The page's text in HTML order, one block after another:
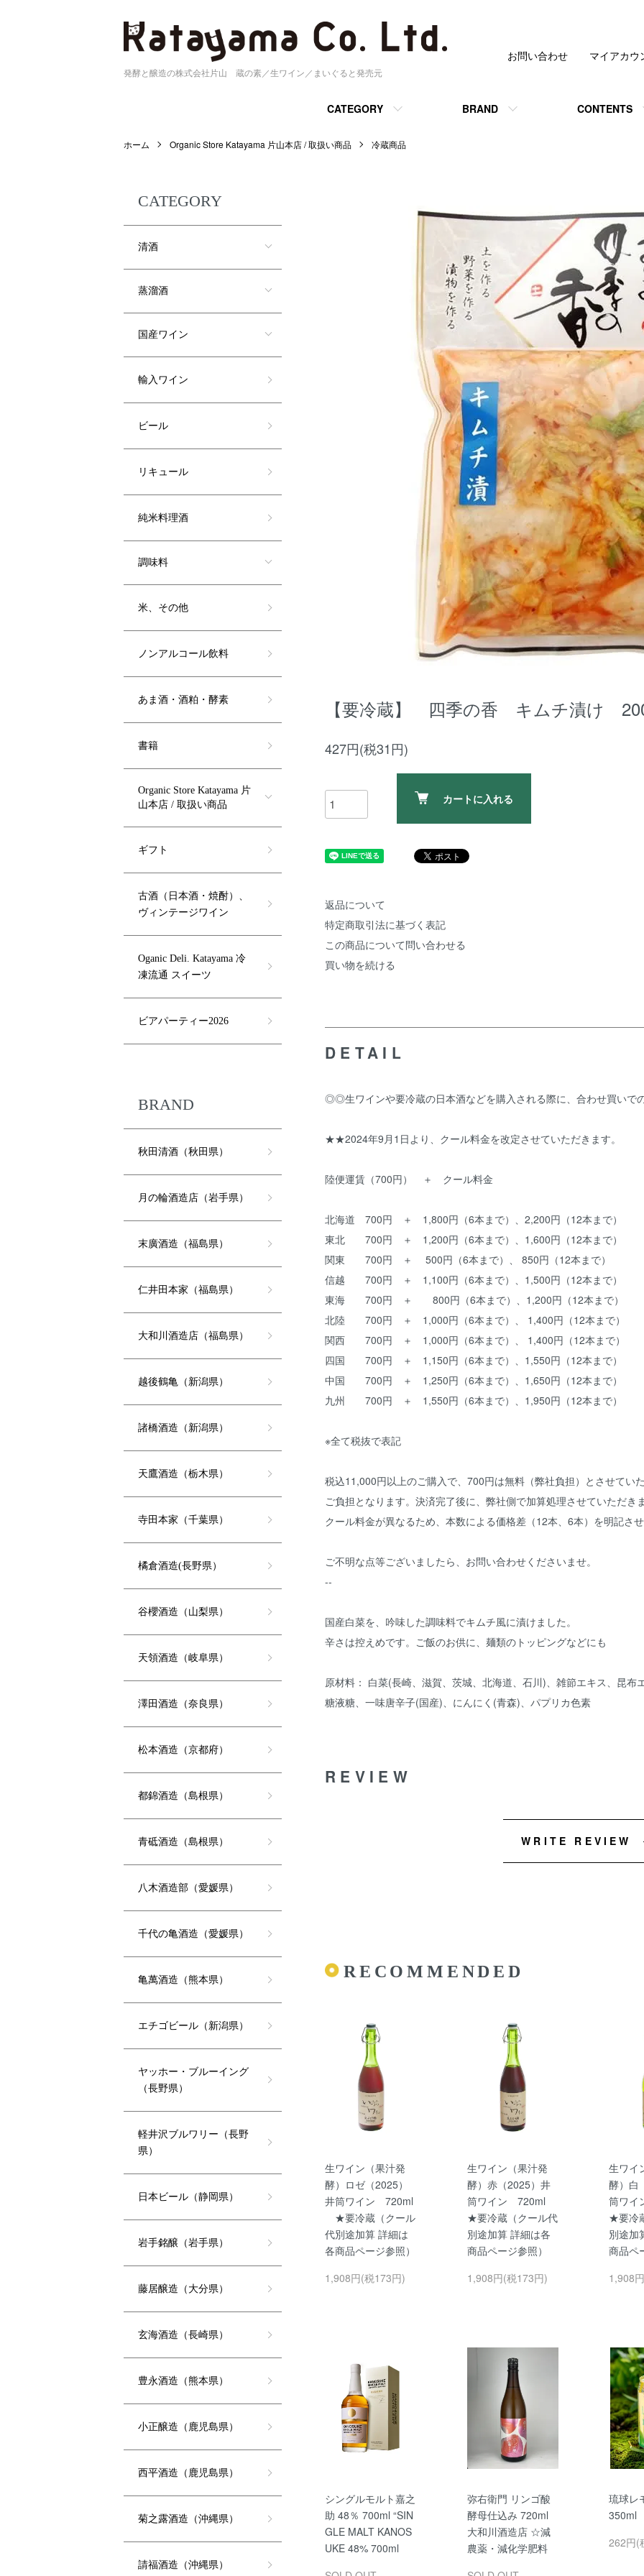
発酵と醸造の株式会社片山 蔵の素／生ワイン／まいぐると発売元
CATEGORY BRAND CONTENTS
お問い合わせ マイアカウ
ホーム Organic Store Katayama 片山本店 / 取扱い商品 冷蔵商品
【要冷蔵】 四季の香 キムチ漬け
427円(税31円)
カートに入れる
返品について
特定商取引法に基づく表記
この商品について問い合わせる
買い物を続ける
DETAIL
◎◎生ワインや要冷蔵の日本酒などを購入される際に、合わせ買いで
★★2024年9月1日より、クール料金を改定させていただきます。
陸便運賃（700円） ＋ クール料金
北海道 700円 ＋ 1,800円（6本まで）、2,200円（12本まで）
東北 700円 ＋ 1,200円（6本まで）、1,600円（12本まで）
関東 700円 ＋ 500円（6本まで）、 850円（12本まで）
信越 700円 ＋ 1,100円（6本まで）、1,500円（12本まで）
東海 700円 ＋ 800円（6本まで）、1,200円（12本まで）
北陸 700円 ＋ 1,000円（6本まで）、 1,400円（12本まで）
関西 700円 ＋ 1,000円（6本まで）、 1,400円（12本まで）
四国 700円 ＋ 1,150円（6本まで）、1,550円（12本まで）
中国 700円 ＋ 1,250円（6本まで）、1,650円（12本まで）
九州 700円 ＋ 1,550円（6本まで）、1,950円（12本まで）
※全て税抜で表記
税込11,000円以上のご購入で、700円は無料（弊社負担）とさせてい
ご負担となります。決済完了後に、弊社側で加算処理させていただき
クール料金が異なるため、本数による価格差（12本、6本）を明記さ
ご不明な点等ございましたら、お問い合わせくださいませ。
--
国産白菜を、吟味した調味料でキムチ風に漬けました。
辛さは控えめです。ご飯のお供に、麺類のトッピングなどにも
原材料： 白菜(長崎、滋賀、茨城、北海道、石川)、雑節エキス、昆布
糖液糖、一味唐辛子(国産)、にんにく(青森)、パプリカ色素
REVIEW
WRITE REVIEW
RECOMMENDED
生ワイン（果汁発
酵）ロゼ（2025）
井筒ワイン 720ml
★要冷蔵（クール
代別途加算 詳細は
各商品ページ参照）
1,908円(税173円)
生ワイン（果汁発
酵）赤（2025）井
筒ワイン 720ml
★要冷蔵（クール代
別途加算 詳細は各
商品ページ参照）
1,908円(税173円)
生ワイ
酵）白
筒ワ
★要冷
別途加
商品ペ
1,908
シングルモルト嘉之
助 48％ 700ml “SIN
GLE MALT KANOS
UKE 48% 700ml
弥右衛門 リンゴ酸
酵母仕込み 720ml
大和川酒造店 ☆減
農薬・減化学肥料
琉球レ
350ml
262円(
CATEGORY
清酒
蒸溜酒
国産ワイン
輸入ワイン
ビール
リキュール
純米料理酒
調味料
米、その他
ノンアルコール飲料
あま酒・酒粕・酵素
書籍
Organic Store Katayama 片
山本店 / 取扱い商品
ギフト
古酒（日本酒・焼酎）、
ヴィンテージワイン
Oganic Deli. Katayama 冷
凍流通 スイーツ
ビアパーティー2026
BRAND
秋田清酒（秋田県）
月の輪酒造店（岩手県）
末廣酒造（福島県）
仁井田本家（福島県）
大和川酒造店（福島県）
越後鶴亀（新潟県）
諸橋酒造（新潟県）
天鷹酒造（栃木県）
寺田本家（千葉県）
橘倉酒造(長野県）
谷櫻酒造（山梨県）
天領酒造（岐阜県）
澤田酒造（奈良県）
松本酒造（京都府）
都錦酒造（島根県）
青砥酒造（島根県）
八木酒造部（愛媛県）
千代の亀酒造（愛媛県）
亀萬酒造（熊本県）
エチゴビール（新潟県）
ヤッホー・ブルーイング
（長野県）
軽井沢ブルワリー（長野
県）
日本ビール（静岡県）
岩手銘醸（岩手県）
藤居醸造（大分県）
玄海酒造（長崎県）
豊永酒造（熊本県）
小正醸造（鹿児島県）
西平酒造（鹿児島県）
菊之露酒造（沖縄県）
請福酒造（沖縄県）